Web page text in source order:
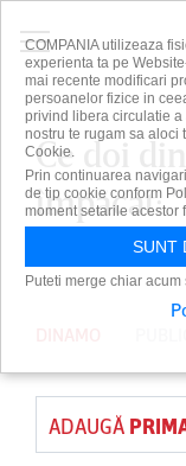
Ce doi
împăcat:
ei va fi!”
ADAUGĂ
COMPANIA utilizeaza
experienta ta pe
mai recente modificari
persoanelor fizice in
privind libera circulatie
nostru te rugam sa aloci
Cookie.
Prin continuarea
de tip cookie conform
moment setarile acestor
SUNT
Puteti merge chiar